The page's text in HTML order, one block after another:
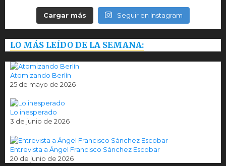
Cargar más Seguir en Instagram
LO MÁS LEÍDO DE LA SEMANA:
Atomizando Berlín
25 de mayo de 2026
Lo inesperado
3 de junio de 2026
Entrevista a Ángel Francisco Sánchez Escobar
20 de junio de 2026